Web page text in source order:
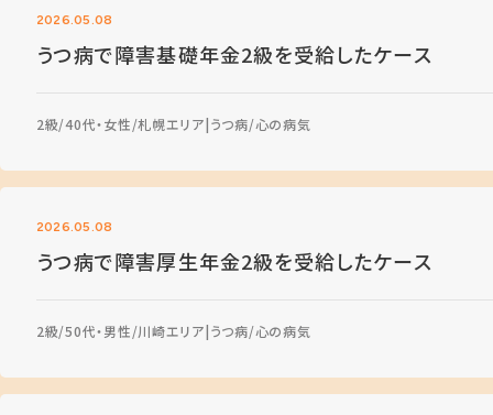
2026.05.08
うつ病で障害基礎年金2級を受給したケース
2級 40代・女性 札幌エリア うつ病 心の病気
2026.05.08
うつ病で障害厚生年金2級を受給したケース
2級 50代・男性 川崎エリア うつ病 心の病気